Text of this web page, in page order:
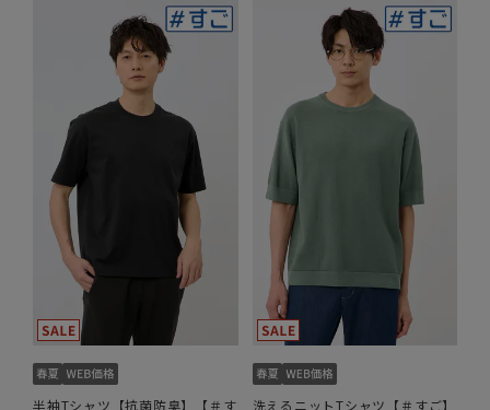
半袖Tシャツ【抗菌防臭】【＃す 洗えるニットTシャツ【＃すご】